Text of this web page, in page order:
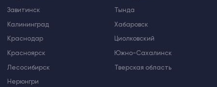
Завитинск
Калининград
Краснодар
Красноярск
Лесосибирск
Нерюнгри
Тында
Хабаровск
Циолковский
Южно-Сахалинск
Тверская область